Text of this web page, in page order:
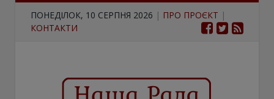
ПОНЕДІЛОК, 10 СЕРПНЯ 2026 | ПРО ПРОЄКТ |
КОНТАКТИ